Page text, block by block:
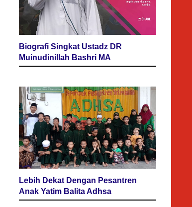
Biografi Singkat Ustadz DR
Muinudinillah Bashri MA
Lebih Dekat Dengan Pesantren
Anak Yatim Balita Adhsa